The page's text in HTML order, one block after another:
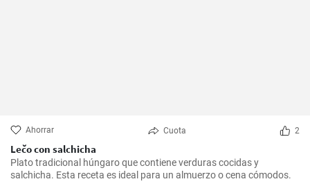
Ahorrar Cuota 2
Lečo con salchicha
Plato tradicional húngaro que contiene verduras cocidas y
salchicha. Esta receta es ideal para un almuerzo o cena cómodos.